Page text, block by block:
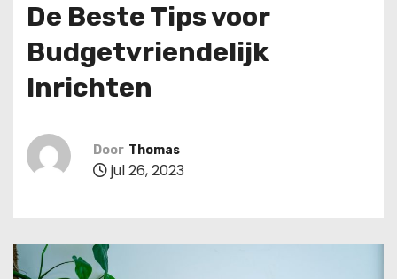
De Beste Tips voor
Budgetvriendelijk
Inrichten
Door Thomas
jul 26, 2023